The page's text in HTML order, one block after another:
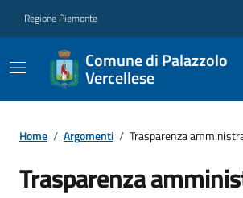
Regione Piemonte
Comune di Palazzolo
Vercellese
Home / Argomenti / Trasparenza
Trasparenza